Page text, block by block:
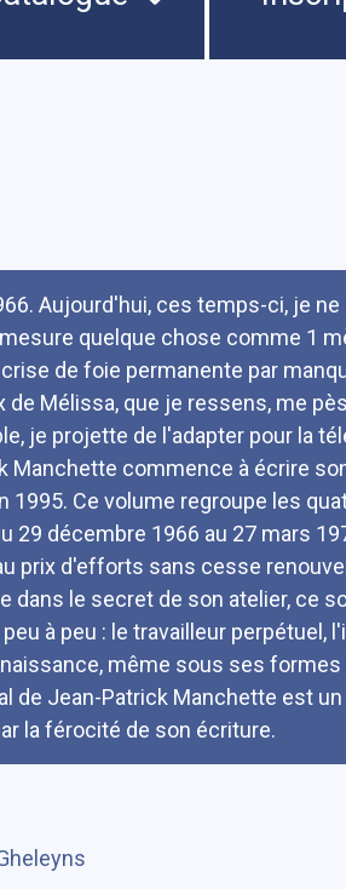
Aujourd'hui, ces temps-ci, je
quelque chose comme 1
de foie permanente par
Mélissa, que je ressens, me
je projette de l'adapter pour la
Manchette commence à écrire
1995. Ce volume regroupe les
29 décembre 1966 au 27 mars
prix d'efforts sans cesse
dans le secret de son atelier, ce
à peu : le travailleur perpétuel,
même sous ses
de Jean-Patrick Manchette est
la férocité de son écriture.